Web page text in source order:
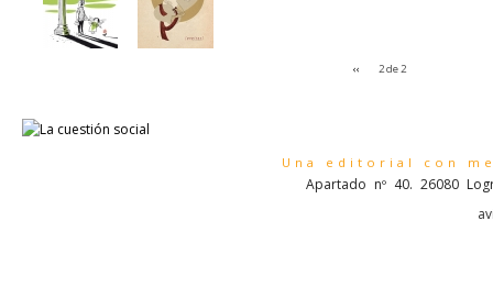
‹‹ 2 de 2
Una editorial con
Apartado nº 40. 26080